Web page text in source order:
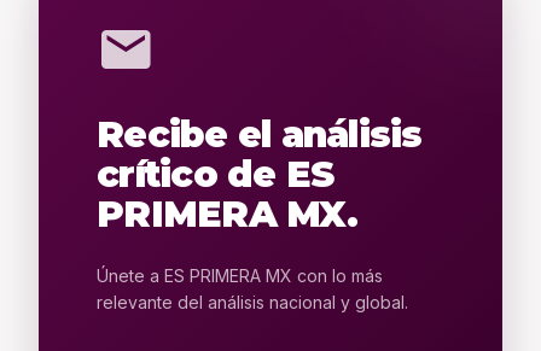
mail
Recibe el análisis
crítico de ES
PRIMERA MX.
Únete a ES PRIMERA MX con lo más
relevante del análisis nacional y global.